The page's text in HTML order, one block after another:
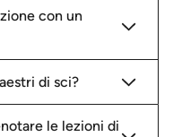
con un
di sci?
le lezioni di